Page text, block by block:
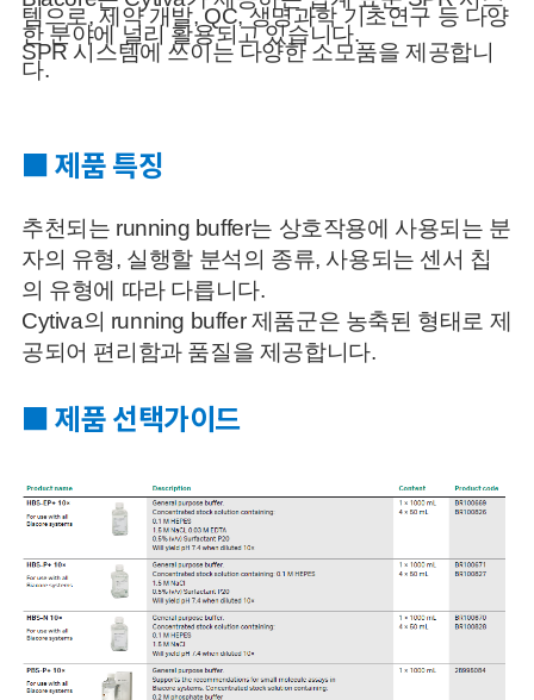
템으로, 제약개발, QC,생명과학 기초연구 등 다양
한 분야에 널리 활용되고있습니다.
SPR시 스템에 쓰이는 다양한 소모품을제공합니
다.
■ 제품 특징
추천되는 running buffer는 상호작용에 사용되는 분
자의 유형, 실행할 분석의 종류, 사용되는 센서 칩
의 유형에 따라 다릅니다.
Cytiva의 running buffer제품군은 농축된 형태로 제
공되어 편리함과 품질을 제공합니다.
■ 제품 선택가이드